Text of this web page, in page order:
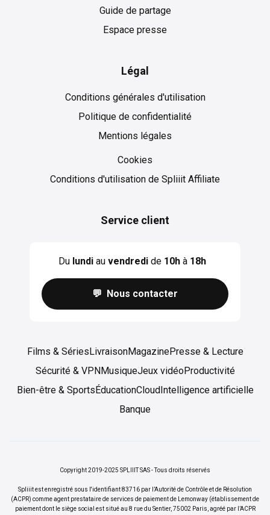
Guide de partage
Espace presse
Légal
Conditions générales d'utilisation
Politique de confidentialité
Mentions légales
Cookies
Cookies
Conditions d'utilisation de Spliiit Affiliate
Service client
Du lundiau vendredide 10hà 18h
💬 Nous contacter
Films & SériesLivraisonMagazinePresse & Lecture
Sécurité & VPNMusiqueJeux vidéoProductivité
Bien-être & SportsÉducationCloudIntelligence artificielle
Banque
Copyright 2019-2025 SPLIIIT SAS - Tous droits réservés
Spliiit est enregistré sous l'identifiant 83716 par l’Autorité de Contrôle et de Résolution
(ACPR) comme agent prestataire de services de paiement de Lemonway (établissement de
paiement dont le siège social est situé au 8 rue du Sentier, 75002 Paris, agréé par l’ACPR